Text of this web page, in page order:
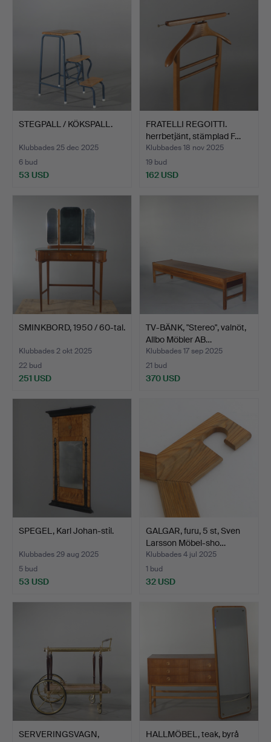
STEGPALL / KÖKSPALL.
Klubbades 25 dec 2025
6 bud
53 USD
FRATELLI REGOITTI.
herrbetjänt, stämplad F…
Klubbades 18 nov 2025
19 bud
162 USD
SMINKBORD, 1950 / 60-tal.
Klubbades 2 okt 2025
22 bud
251 USD
TV-BÄNK, "Stereo", valnöt,
Allbo Möbler AB…
Klubbades 17 sep 2025
21 bud
370 USD
SPEGEL, Karl Johan-stil.
Klubbades 29 aug 2025
5 bud
53 USD
GALGAR, furu, 5 st, Sven
Larsson Möbel-sho…
Klubbades 4 jul 2025
1 bud
32 USD
SERVERINGSVAGN,
HALLMÖBEL, teak, byrå